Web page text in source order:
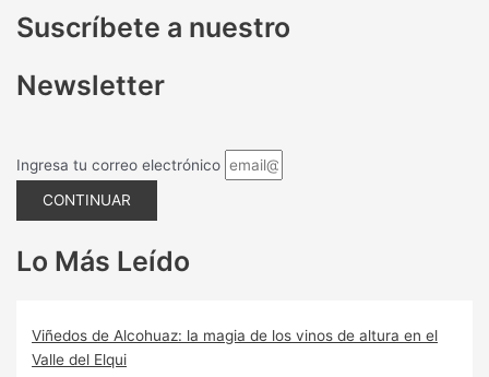
Suscríbete a nuestro
Newsletter
Ingresa tu correo electrónico
CONTINUAR
Lo Más Leído
Viñedos de Alcohuaz: la magia de los vinos de altura en el
Valle del Elqui